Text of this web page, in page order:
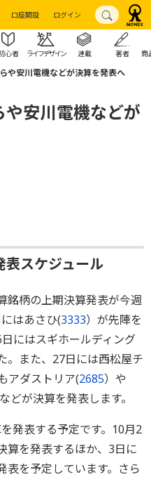
口座開設 ログイン
心者 ライフデザイン 連載 著者 商
や安川電機などが決算を発表へ
安川電機などが
表スケジュール
銘柄の上期決算発表が今週
はあさひ(3333）が先陣を
にはスギホールディング
。また、27日には西松屋チ
アダストリア(2685）や
どが決算を発表します。
発表する予定です。10月2
算を発表するほか、3日に
表を予定しています。さら